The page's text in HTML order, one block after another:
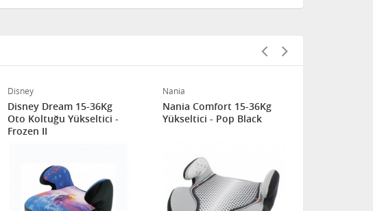
Disney
Disney Dream 15-36Kg
Oto Koltuğu Yükseltici -
Frozen II
Nania
Nania Comfort 15-36Kg
Yükseltici - Pop Black